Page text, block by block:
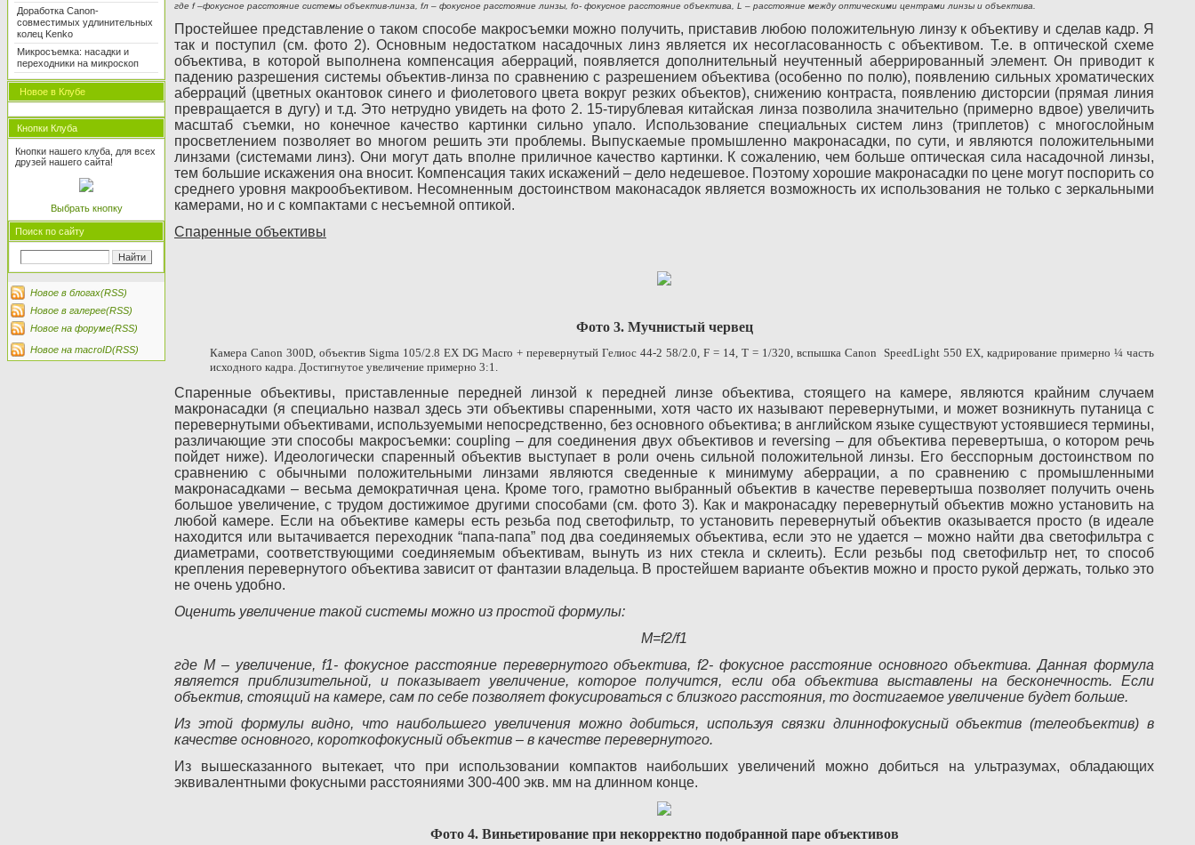
Доработка Canon-
совместимых удлинительных
колец Kenko
Микросъемка: насадки и
переходники на микроскоп
Новое в Клубе
Кнопки Клуба
Кнопки нашего клуба, для всех
друзей нашего сайта!
Выбрать кнопку
Поиск по сайту
Новое в блогах(RSS)
Новое в галерее(RSS)
Новое на форуме(RSS)
Новое на macroID(RSS)
где f –фокусное расстояние системы объектив-линза, fл – фокусное расстояние линзы, fo- фокусное расстояние объектива, L – расстояние между оптическими центрами линзы и объектива.
Простейшее представление о таком способе макросъемки можно получить, приставив любою положительную линзу к объективу и сделав кадр. Я
так и поступил (см. фото 2). Основным недостатком насадочных линз является их несогласованность с объективом. Т.е. в оптической схеме
объектива, в которой выполнена компенсация аберраций, появляется дополнительный неучтенный аберрированный элемент. Он приводит к
падению разрешения системы объектив-линза по сравнению с разрешением объектива (особенно по полю), появлению сильных хроматических
аберраций (цветных окантовок синего и фиолетового цвета вокруг резких объектов), снижению контраста, появлению дисторсии (прямая линия
превращается в дугу) и т.д. Это нетрудно увидеть на фото 2. 15-тирублевая китайская линза позволила значительно (примерно вдвое) увеличить
масштаб съемки, но конечное качество картинки сильно упало. Использование специальных систем линз (триплетов) с многослойным
просветлением позволяет во многом решить эти проблемы. Выпускаемые промышленно макронасадки, по сути, и являются положительными
линзами (системами линз). Они могут дать вполне приличное качество картинки. К сожалению, чем больше оптическая сила насадочной линзы,
тем большие искажения она вносит. Компенсация таких искажений – дело недешевое. Поэтому хорошие макронасадки по цене могут поспорить со
среднего уровня макрообъективом. Несомненным достоинством маконасадок является возможность их использования не только с зеркальными
камерами, но и с компактами с несъемной оптикой.
Спаренные объективы
Фото 3. Мучнистый червец
Камера Canon 300D, объектив Sigma 105/2.8 EX DG Macro + перевернутый Гелиос 44-2 58/2.0, F = 14, T = 1/320, вспышка Canon SpeedLight 550 EX, кадрирование примерно ¼ часть
исходного кадра. Достигнутое увеличение примерно 3:1.
Спаренные объективы, приставленные передней линзой к передней линзе объектива, стоящего на камере, являются крайним случаем
макронасадки (я специально назвал здесь эти объективы спаренными, хотя часто их называют перевернутыми, и может возникнуть путаница с
перевернутыми объективами, используемыми непосредственно, без основного объектива; в английском языке существуют устоявшиеся термины,
различающие эти способы макросъемки: coupling – для соединения двух объективов и reversing – для объектива перевертыша, о котором речь
пойдет ниже). Идеологически спаренный объектив выступает в роли очень сильной положительной линзы. Его бесспорным достоинством по
сравнению с обычными положительными линзами являются сведенные к минимуму аберрации, а по сравнению с промышленными
макронасадками – весьма демократичная цена. Кроме того, грамотно выбранный объектив в качестве перевертыша позволяет получить очень
большое увеличение, с трудом достижимое другими способами (см. фото 3). Как и макронасадку перевернутый объектив можно установить на
любой камере. Если на объективе камеры есть резьба под светофильтр, то установить перевернутый объектив оказывается просто (в идеале
находится или вытачивается переходник “папа-папа” под два соединяемых объектива, если это не удается – можно найти два светофильтра с
диаметрами, соответствующими соединяемым объективам, вынуть из них стекла и склеить). Если резьбы под светофильтр нет, то способ
крепления перевернутого объектива зависит от фантазии владельца. В простейшем варианте объектив можно и просто рукой держать, только это
не очень удобно.
Оценить увеличение такой системы можно из простой формулы:
M=f2/f1
где M – увеличение, f1- фокусное расстояние перевернутого объектива, f2- фокусное расстояние основного объектива. Данная формула
является приблизительной, и показывает увеличение, которое получится, если оба объектива выставлены на бесконечность. Если
объектив, стоящий на камере, сам по себе позволяет фокусироваться с близкого расстояния, то достигаемое увеличение будет больше.
Из этой формулы видно, что наибольшего увеличения можно добиться, используя связки длиннофокусный объектив (телеобъектив) в
качестве основного, короткофокусный объектив – в качестве перевернутого.
Из вышесказанного вытекает, что при использовании компактов наибольших увеличений можно добиться на ультразумах, обладающих
эквивалентными фокусными расстояниями 300-400 экв. мм на длинном конце.
Фото 4. Виньетирование при некорректно подобранной паре объективов